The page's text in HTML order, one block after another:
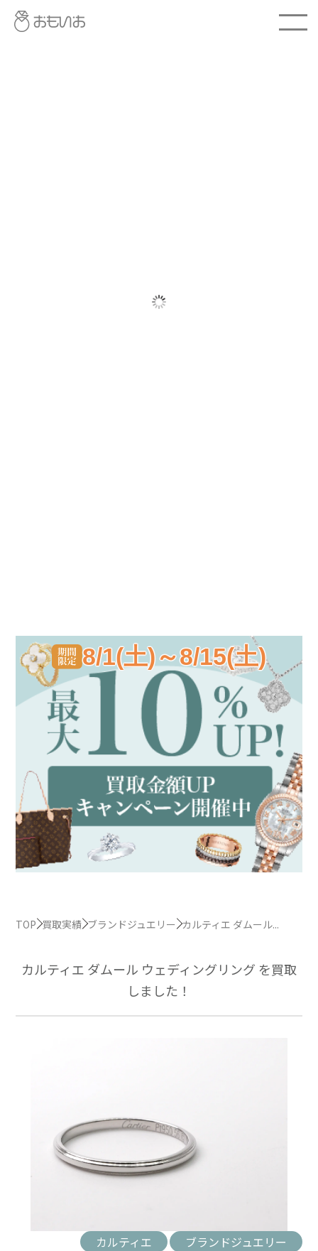
8/1(土)～8/15(土)
TOP 買取実績 ブランドジュエリー カルティエ ダムール...
カルティエ ダムール ウェディングリング を買取
しました！
カルティエ ブランドジュエリー